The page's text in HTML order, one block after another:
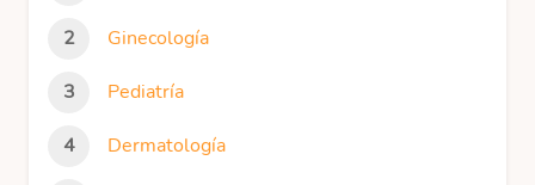
Ginecología
Pediatría
Dermatología